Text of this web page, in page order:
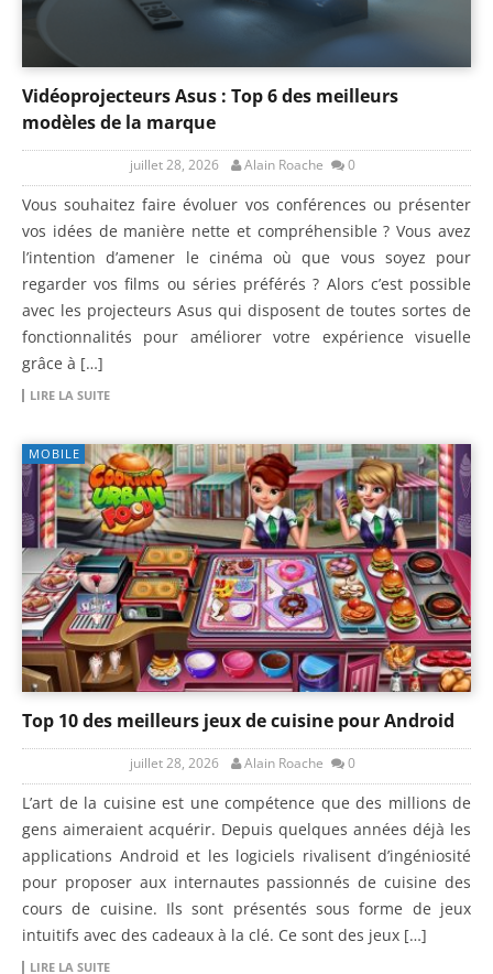
Vidéoprojecteurs Asus : Top 6 des meilleurs
modèles de la marque
juillet 28, 2026 Alain Roache 0
Vous souhaitez faire évoluer vos conférences ou présenter
vos idées de manière nette et compréhensible ? Vous avez
l’intention d’amener le cinéma où que vous soyez pour
regarder vos films ou séries préférés ? Alors c’est possible
avec les projecteurs Asus qui disposent de toutes sortes de
fonctionnalités pour améliorer votre expérience visuelle
grâce à […]
LIRE LA SUITE
MOBILE
Top 10 des meilleurs jeux de cuisine pour Android
juillet 28, 2026 Alain Roache 0
L’art de la cuisine est une compétence que des millions de
gens aimeraient acquérir. Depuis quelques années déjà les
applications Android et les logiciels rivalisent d’ingéniosité
pour proposer aux internautes passionnés de cuisine des
cours de cuisine. Ils sont présentés sous forme de jeux
intuitifs avec des cadeaux à la clé. Ce sont des jeux […]
LIRE LA SUITE